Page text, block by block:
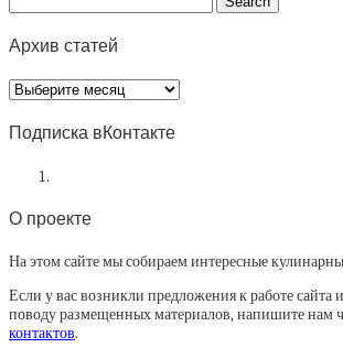
Архив статей
Архив
статей
Подписка вКонтакте
О проекте
На этом сайте мы собираем интересные
Если у вас возникли предложения к работе сайта
поводу размещенных материалов, напишите нам
контактов.